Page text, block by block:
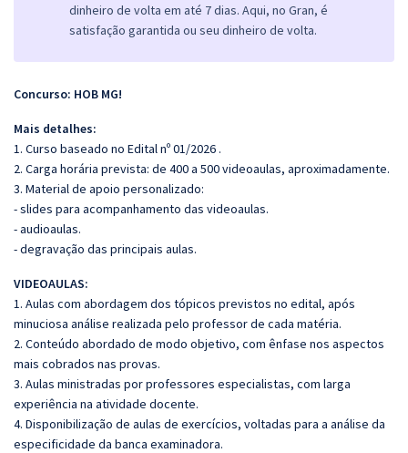
dinheiro de volta em até 7 dias. Aqui, no Gran, é
satisfação garantida ou seu dinheiro de volta.
Concurso: HOB MG!
Mais detalhes:
1. Curso baseado no Edital nº 01/2026 .
2. Carga horária prevista: de 400 a 500 videoaulas, aproximadamente.
3. Material de apoio personalizado:
- slides para acompanhamento das videoaulas.
- audioaulas.
- degravação das principais aulas.
VIDEOAULAS:
1. Aulas com abordagem dos tópicos previstos no edital, após
minuciosa análise realizada pelo professor de cada matéria.
2. Conteúdo abordado de modo objetivo, com ênfase nos aspectos
mais cobrados nas provas.
3. Aulas ministradas por professores especialistas, com larga
experiência na atividade docente.
4. Disponibilização de aulas de exercícios, voltadas para a análise da
especificidade da banca examinadora.